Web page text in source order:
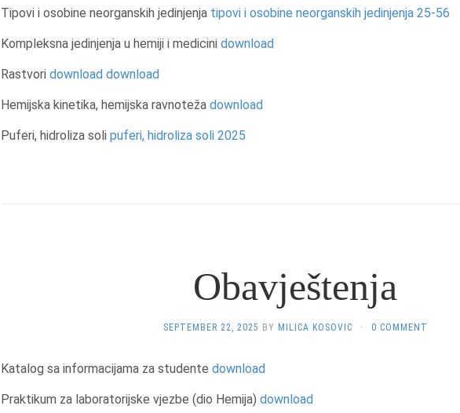
Tipovi i osobine neorganskih jedinjenja tipovi i osobine neorganskih jedinjenja 25-56
Kompleksna jedinjenja u hemiji i medicini download
Rastvori download download
Hemijska kinetika, hemijska ravnoteža download
Puferi, hidroliza soli puferi, hidroliza soli 2025
Obavještenja
SEPTEMBER 22, 2025 BY MILICA KOSOVIC · 0 COMMENT
Katalog sa informacijama za studente download
Praktikum za laboratorijske vjezbe (dio Hemija) download